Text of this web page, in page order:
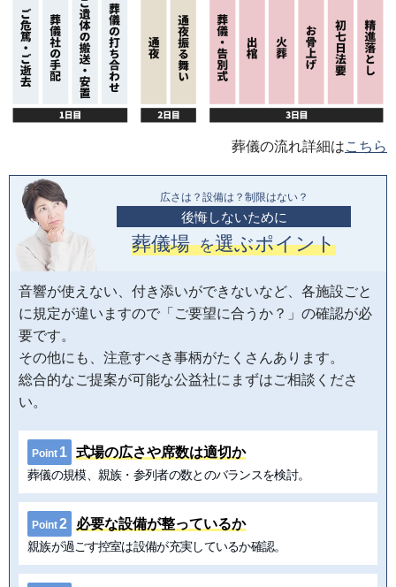
葬儀の流れ詳細はこちら
広さは？設備は？制限はない？
後悔しないために
葬儀場 を選ぶポイント
音響が使えない、付き添いができないなど、各施設ごと
に規定が違いますので「ご要望に合うか？」の確認が必
要です。
その他にも、注意すべき事柄がたくさんあります。
総合的なご提案が可能な公益社にまずはご相談くださ
い。
Point 1 式場の広さや席数は適切か
葬儀の規模、親族・参列者の数とのバランスを検討。
Point2 必要な設備が整っているか
親族が過ごす控室は設備が充実しているか確認。